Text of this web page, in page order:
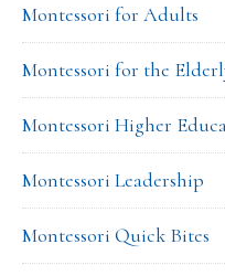
Montessori for Adults
Montessori for the
Montessori Higher
Montessori Leadership
Montessori Quick Bites